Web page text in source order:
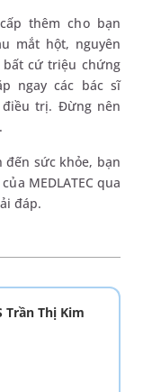
thêm cho bạn
mắt hột, nguyên
cứ triệu chứng
ngay các bác sĩ
trị. Đừng nên
đến sức khỏe, bạn
MEDLATEC qua
đáp.
Trần Thị Kim